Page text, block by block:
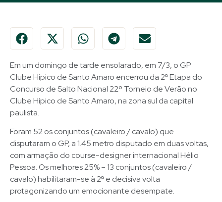
Em um domingo de tarde ensolarado, em 7/3, o GP
Clube Hípico de Santo Amaro encerrou da 2ª Etapa do
Concurso de Salto Nacional 22º Torneio de Verão no
Clube Hípico de Santo Amaro, na zona sul da capital
paulista.
Foram 52 os conjuntos (cavaleiro / cavalo) que
disputaram o GP, a 1.45 metro disputado em duas voltas,
com armação do course-designer internacional Hélio
Pessoa. Os melhores 25% – 13 conjuntos (cavaleiro /
cavalo) habilitaram-se à 2ª e decisiva volta
protagonizando um emocionante desempate.